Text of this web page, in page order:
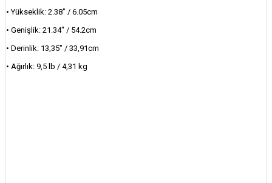
• Yükseklik: 2.38" / 6.05cm
• Genişlik: 21.34" / 54.2cm
• Derinlik: 13,35" / 33,91cm
• Ağırlık: 9,5 lb / 4,31 kg